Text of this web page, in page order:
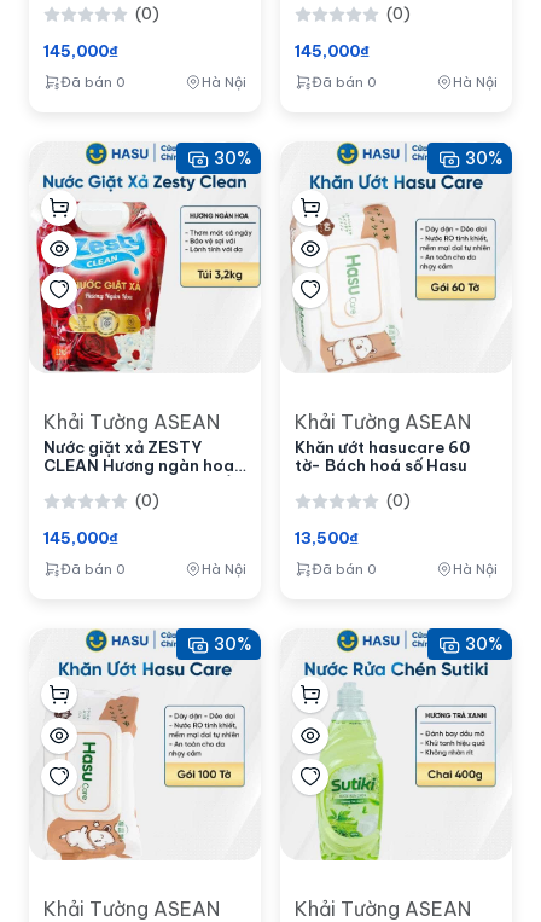
Hasu
(0)
145,000₫
Đã bán 0 Hà Nội
Hasu
(0)
145,000₫
Đã bán 0 Hà Nội
30%
Khải Tường ASEAN
Nước giặt xả ZESTY
CLEAN Hương ngàn hoa
Hasu
(0)
145,000₫
Đã bán 0 Hà Nội
30%
Khải Tường ASEAN
Khăn ướt hasucare 60
tờ- Bách hoá số Hasu
(0)
13,500₫
Đã bán 0 Hà Nội
30%
Khải Tường ASEAN
30%
Khải Tường ASEAN